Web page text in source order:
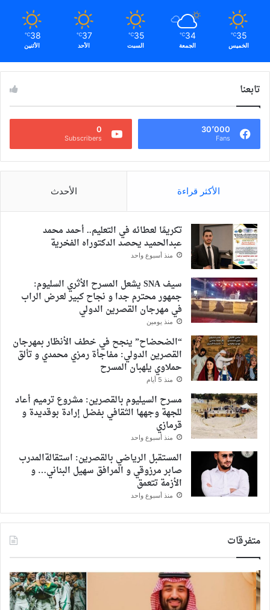
35
℃
الخميس
34
℃
الجمعة
35
℃
السبت
37
℃
الأحد
38
℃
الأثنين
تابعنا
30٬000
Fans
0
Subscribers
الأكثر قراءة الأحدث
تكريمًا لعطائه في التعليم.. أحمد محمد
عبدالحميد يحصد الدكتوراه الفخرية
منذ أسبوع واحد
سيف SNA يشعل المسرح الأثري السليوم:
جمهور محترم جدا و نجاح كبير لعرض الراب
في مهرجان القصرين الدولي
منذ يومين
“الضحضاح” ينجح في خطف الأنظار بمهرجان
القصرين الدولي: مفاجأة رمزي محمدي و تألق
حملاوي يلهبان المسرح
منذ 5 أيام
مسرح السيليوم بالقصرين: مشروع ترميم أعاد
للجهة وجهها الثقافي بفضل إرادة بوقديدة و
قرمازي
منذ أسبوع واحد
المستقبل الرياضي بالقصرين: استقالةالمدرب
صابر مرزوقي و المرافق سهيل البناني… و
الأزمة تتعمق
منذ أسبوع واحد
متفرقات
السعودية
:
الأهلي